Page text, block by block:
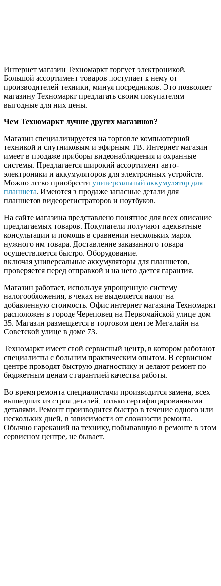
Интернет магазин Техномаркт торгует электроникой.
Большой ассортимент товаров поступает к нему от
производителей техники, минуя посредников. Это позволяет
магазину Техномаркт предлагать своим покупателям
выгодные для них цены.
Чем Техномаркт лучше других магазинов?
Магазин специализируется на торговле компьютерной
техникой и спутниковым и эфирным ТВ. Интернет магазин
имеет в продаже приборы видеонаблюдения и охранные
системы. Предлагается широкий ассортимент авто-
электроники и аккумуляторов для электронных устройств.
Можно легко приобрести универсальный аккумулятор для
планшета. Имеются в продаже запасные детали для
планшетов видеорегистраторов и ноутбуков.
На сайте магазина представлено понятное для всех описание
предлагаемых товаров. Покупатели получают адекватные
консультации и помощь в сравнении нескольких марок
нужного им товара. Доставление заказанного товара
осуществляется быстро. Оборудование,
включая универсальные аккумуляторы для планшетов,
проверяется перед отправкой и на него дается гарантия.
Магазин работает, используя упрощенную систему
налогообложения, в чеках не выделяется налог на
добавленную стоимость. Офис интернет магазина Техномаркт
расположен в городе Череповец на Первомайской улице дом
35. Магазин размещается в торговом центре Мегалайн на
Советской улице в доме 73.
Техномаркт имеет свой сервисный центр, в котором работают
специалисты с большим практическим опытом. В сервисном
центре проводят быструю диагностику и делают ремонт по
бюджетным ценам с гарантией качества работы.
Во время ремонта специалистами производится замена, всех
вышедших из строя деталей, только сертифицированными
деталями. Ремонт производится быстро в течение одного или
нескольких дней, в зависимости от сложности ремонта.
Обычно нареканий на технику, побывавшую в ремонте в этом
сервисном центре, не бывает.